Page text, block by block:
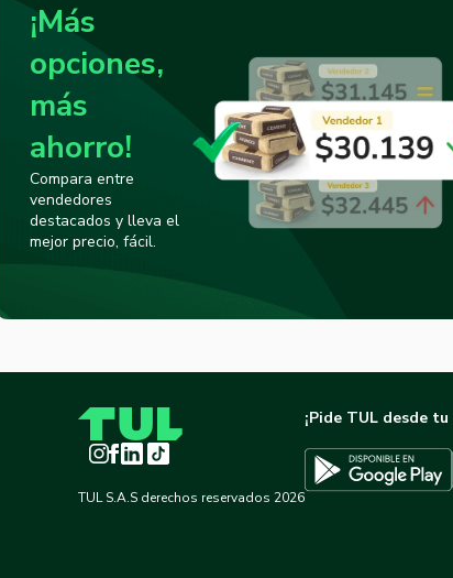
¡Más
opciones,
más
ahorro!
Compara entre
vendedores
destacados y lleva el
mejor precio, fácil.
Instagram
Facebook
LinkedInTikTok
TUL S.A.S derechos reservados 2026
¡Pide TUL desde
Descargar TUL en